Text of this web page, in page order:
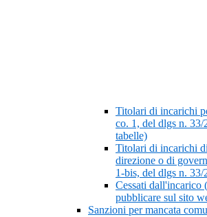
Titolari di incarichi
co. 1, del dlgs n.
tabelle)
Titolari di incarichi
direzione o di
1-bis, del dlgs n. 33/
Cessati dall'incarico
pubblicare sul sito
Sanzioni per mancata